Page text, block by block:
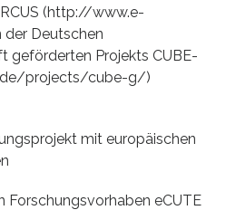
(http://www.e-
Deutschen
geförderten Projekts CUBE-
projects/cube-g/)
mit europäischen
Forschungsvorhaben eCUTE